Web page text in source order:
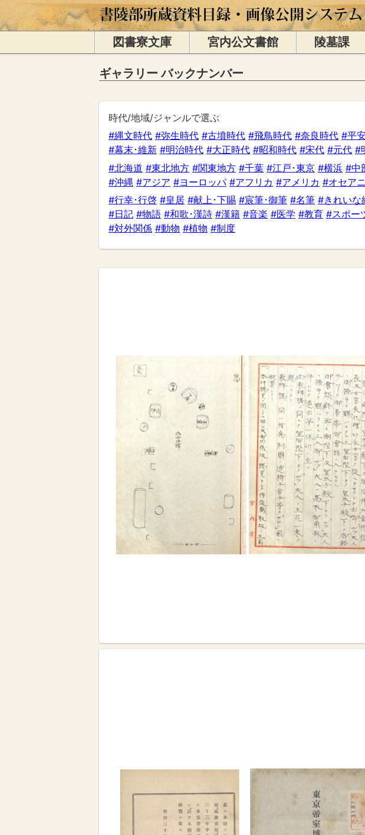
図書寮文庫 宮内公文書館 陵墓課
ギャラリー バックナンバー
時代/地域/ジャンルで選ぶ
#縄文時代 #弥生時代 #古墳時代 #飛鳥時代 #奈良時代 #平
#幕末･維新 #明治時代 #大正時代 #昭和時代 #宋代 #元代 #
#北海道 #東北地方 #関東地方 #千葉 #江戸･東京 #横浜 #中
#沖縄 #アジア #ヨーロッパ #アフリカ #アメリカ #オセア
#行幸･行啓 #皇居 #献上･下賜 #宸筆･御筆 #名筆 #きれいな
#日記 #物語 #和歌･漢詩 #漢籍 #音楽 #医学 #教育 #スポー
#対外関係 #動物 #植物 #制度